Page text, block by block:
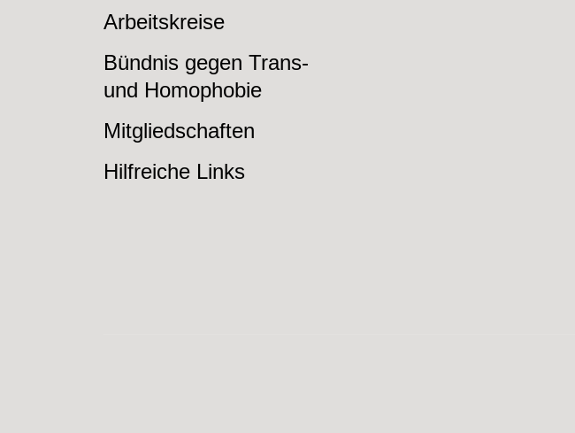
Arbeitskreise
Bündnis gegen Trans-
und Homophobie
Mitgliedschaften
Hilfreiche Links